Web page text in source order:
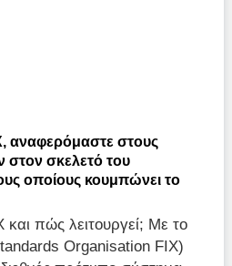
αναφερόμαστε στους
στον σκελετό του
οποίους κουμπώνει το
και πώς λειτουργεί; Με το
Organisation FIX)